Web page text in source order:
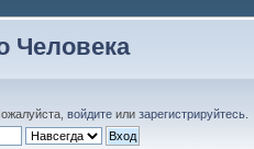
Человека
войдите или зарегистрируйтесь